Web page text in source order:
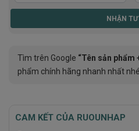
Tìm trên Google “Tên sản phẩm
phẩm chính hãng nhanh nhất
CAM KẾT CỦA RUOUNHAP